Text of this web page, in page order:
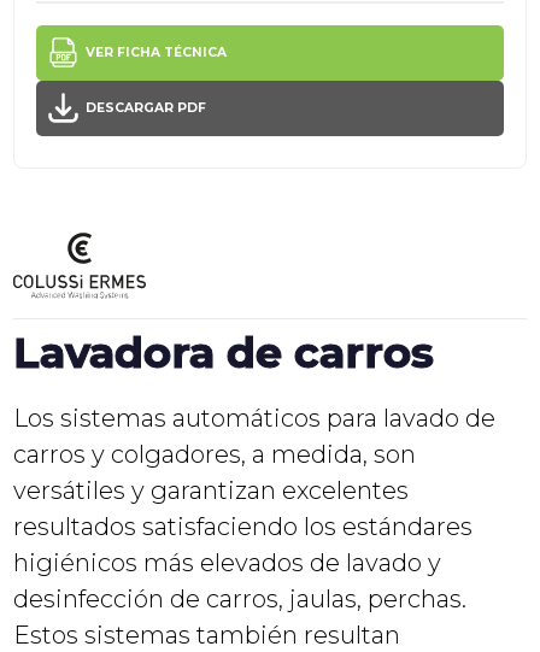
VER FICHA TÉCNICA
DESCARGAR PDF
Lavadora de carros
Los sistemas automáticos para lavado de
carros y colgadores, a medida, son
versátiles y garantizan excelentes
resultados satisfaciendo los estándares
higiénicos más elevados de lavado y
desinfección de carros, jaulas, perchas.
Estos sistemas también resultan